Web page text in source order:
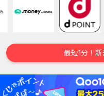
最短1分！